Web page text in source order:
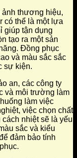
thương hiệu,
có thể là một lựa
giúp tận dụng
tạo ra một sản
Đồng phục
và màu sắc sắc
sự kiện.
an, các công ty
và môi trường làm
làm việc
việc chọn chất
nhiệt sẽ là yếu
sắc và kiểu
đảm bảo tính